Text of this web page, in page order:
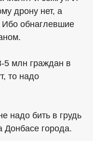
дрону нет, а
обнаглевшие
5 млн граждан в
то надо
надо бить в грудь
Донбасе города.